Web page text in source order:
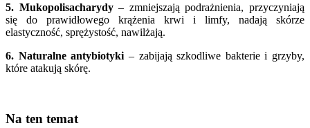
5. Mukopolisacharydy– zmniejszają podrażnienia, przyczyniają
się do prawidłowego krążenia krwi i limfy, nadają skórze
elastyczność, sprężystość, nawilżają.
6. Naturalne antybiotyki – zabijają szkodliwe bakterie i grzyby,
które atakują skórę.
Na ten temat